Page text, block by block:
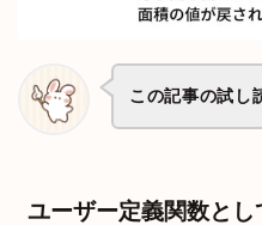
この記事の試し
ユーザー定義関数と